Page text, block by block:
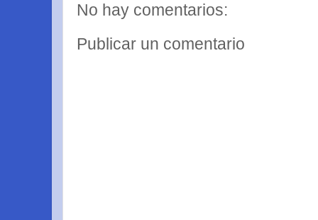
No hay comentarios:
Publicar un comentario